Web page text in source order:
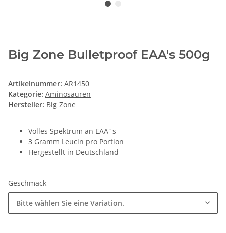
Big Zone Bulletproof EAA's 500g
Artikelnummer: AR1450
Kategorie: Aminosäuren
Hersteller: Big Zone
Volles Spektrum an EAA´s
3 Gramm Leucin pro Portion
Hergestellt in Deutschland
Geschmack
Bitte wählen Sie eine Variation.